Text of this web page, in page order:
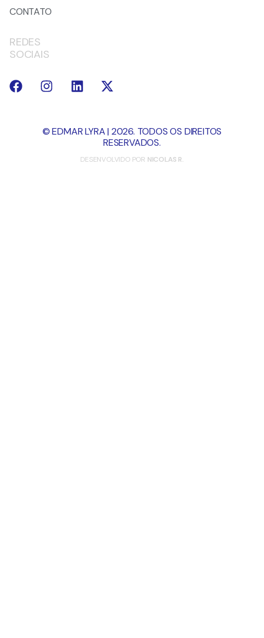
CONTATO
REDES
SOCIAIS
© EDMAR LYRA | 2026. TODOS OS DIREITOS
RESERVADOS.
DESENVOLVIDO POR NICOLAS R.